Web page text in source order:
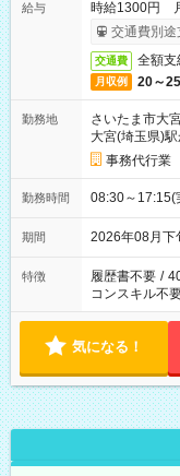
給与
時給1300円
交通費別途
交通費 全額支
月収例 20～
勤務地
さいたま市大
大宮(埼玉県)
事務代行業
勤務時間 08:30～
期間 2026年08月
特徴 履歴書不要 /
コンスキル不
気になる！